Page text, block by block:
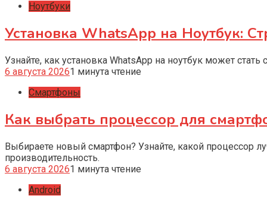
Ноутбуки
Установка WhatsApp на Ноутбук:
Узнайте, как установка WhatsApp на ноутбук может
6 августа 20261 минута чтение
Смартфоны
Как выбрать процессор для
Выбираете новый смартфон? Узнайте, какой процессор
производительность.
6 августа 20261 минута чтение
Android